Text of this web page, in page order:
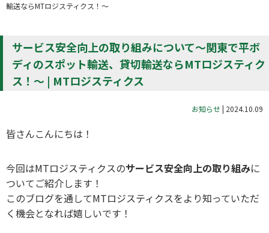
輸送ならMTロジスティクス！～
サービス安全向上の取り組みについて～関東で平ボ
ディのスポット輸送、貸切輸送ならMTロジスティク
ス！～ | MTロジスティクス
お知らせ| 2024.10.09
皆さんこんにちは！
今回はMTロジスティクスのサービス安全向上の取り組みに
ついてご紹介します！
このブログを通してMTロジスティクスをより知っていただ
く機会となれば嬉しいです！